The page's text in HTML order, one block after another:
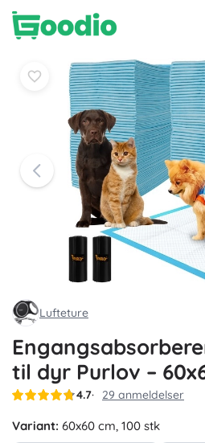
Lufteture
til dyr Purlov –
4.7 29 anmeldelser
Variant: 60x60 cm, 100 stk
129 DKK